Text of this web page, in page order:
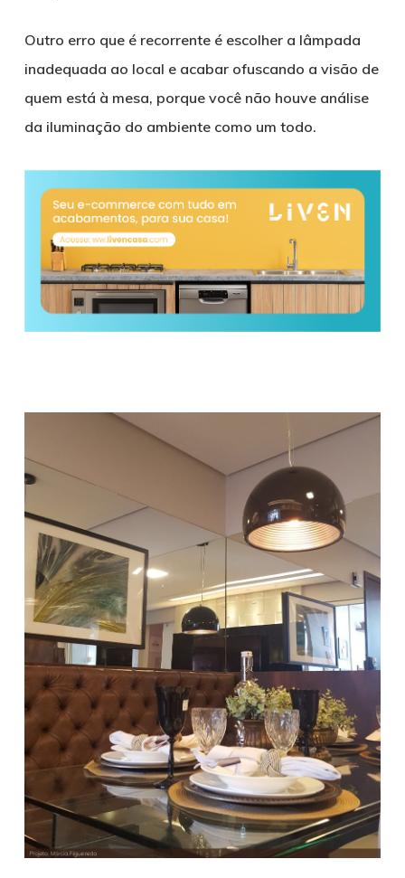
Outro erro que é recorrente é escolher a lâmpada
inadequada ao local e acabar ofuscando a visão de
quem está à mesa, porque você não houve análise
da iluminação do ambiente como um todo.